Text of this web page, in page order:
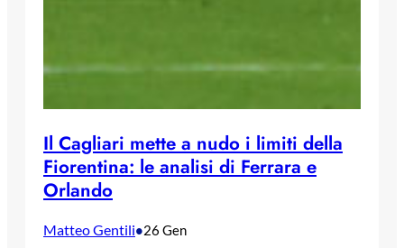
Il Cagliari mette a nudo i limiti della
Fiorentina: le analisi di Ferrara e
Orlando
Matteo Gentili•26 Gen